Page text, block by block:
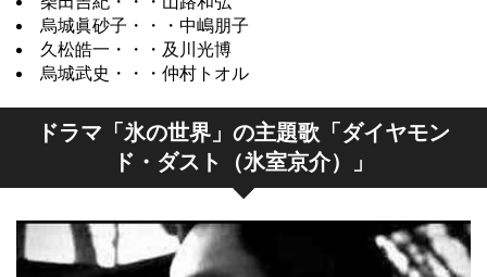
烏城眞砂子・・・中嶋朋子
久松皓一・・・及川光博
烏城武史・・・仲村トオル
ドラマ「氷の世界」の主題歌「ダイヤモン
ド・ダスト（氷室京介）」